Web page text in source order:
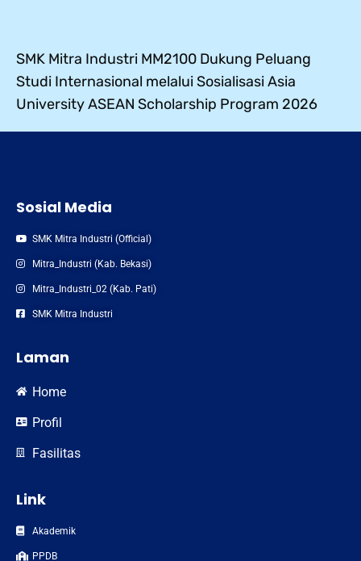
SMK Mitra Industri MM2100 Dukung Peluang
Studi Internasional melalui Sosialisasi Asia
University ASEAN Scholarship Program 2026
Sosial Media
SMK Mitra Industri (Official)
Mitra_Industri (Kab. Bekasi)
Mitra_Industri_02 (Kab. Pati)
SMK Mitra Industri
Laman
Home
Profil
Fasilitas
Link
Akademik
PPDB